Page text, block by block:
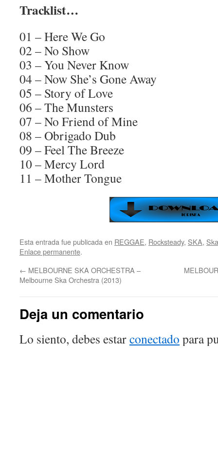
Tracklist…
01 – Here We Go
02 – No Show
03 – You Never Know
04 – Now She’s Gone Away
05 – Story of Love
06 – The Munsters
07 – No Friend of Mine
08 – Obrigado Dub
09 – Feel The Breeze
10 – Mercy Lord
11 – Mother Tongue
Esta entrada fue publicada en REGGAE, Rocksteady, SKA,
Enlace permanente.
← MELBOURNE SKA ORCHESTRA –
Melbourne Ska Orchestra (2013)
Deja un comentario
Lo siento, debes estarconectado para